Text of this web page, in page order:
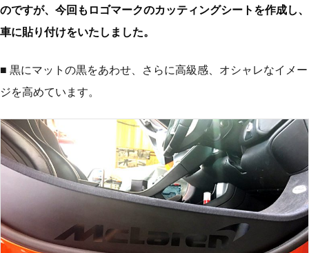
のですが、今回もロゴマークのカッティングシートを作成し、
車に貼り付けをいたしました。
■ 黒にマットの黒をあわせ、さらに高級感、オシャレなイメー
ジを高めています。